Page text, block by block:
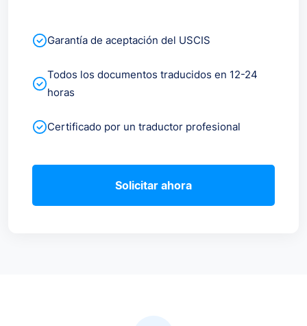
Garantía de aceptación del USCIS
Todos los documentos traducidos en 12-24
horas
Certificado por un traductor profesional
Solicitar ahora